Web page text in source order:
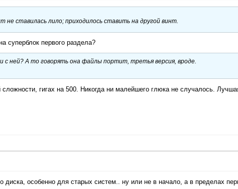
ставилась лило; приходилось ставить на другой винт.
суперблок первого раздела?
с ней? А то говорять она файлы портит, третья версия, вроде.
гигах на 500. Никогда ни малейшего глюка не случалось.
диска, особенно для старых систем.. ну или не в начало, а в пределах